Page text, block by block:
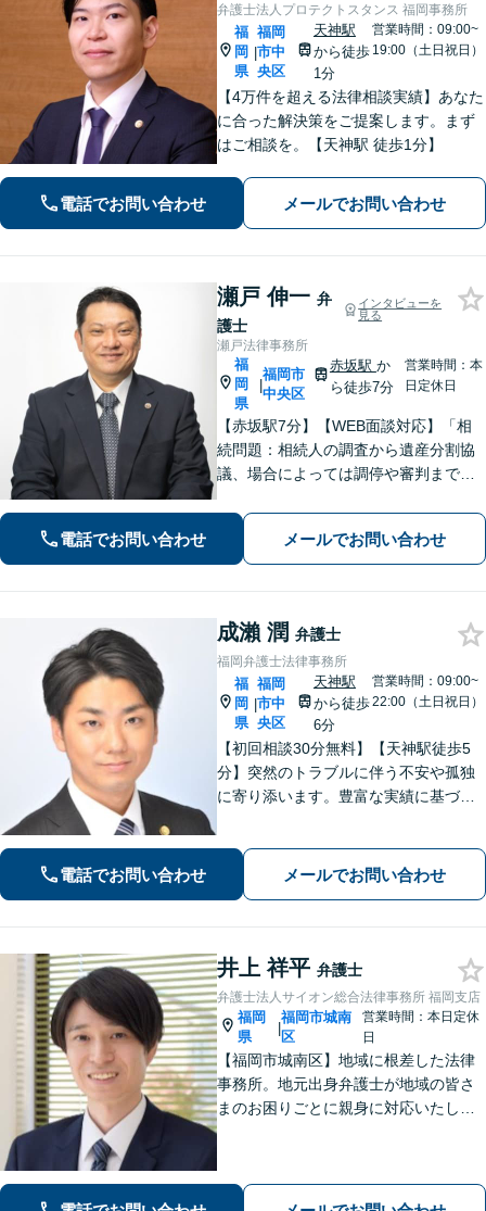
弁護士法人プロテクトスタンス 福岡事務所
福
岡
県
|
福岡
市中
央区
天神駅
から徒歩
1分
営業時間：09:00~
19:00（土日祝日）
【4万件を超える法律相談実績】あなた
に合った解決策をご提案します。まず
はご相談を。【天神駅 徒歩1分】
電話でお問い合わせ メールでお問い合わせ
瀬戸 伸一 弁
護士
インタビューを
見る
瀬戸法律事務所
福
岡
県
|
福岡市
中央区
赤坂駅 か
ら徒歩7分
営業時間：本
日定休日
【赤坂駅7分】【WEB面談対応】「相
続問題：相続人の調査から遺産分割協
議、場合によっては調停や審判まで、
す」「インターネット：掲示板やSN
S、ブログでの誹謗中傷に対する削除請
求・発信者情報開示請求に豊富な経験
あり」
電話でお問い合わせ メールでお問い合わせ
成瀨 潤 弁護士
福岡弁護士法律事務所
福
岡
県
|
福岡
市中
央区
天神駅
から徒歩
6分
営業時間：09:00~
22:00（土日祝日）
【初回相談30分無料】【天神駅徒歩5
分】突然のトラブルに伴う不安や孤独
に寄り添います。豊富な実績に基づく
の相談から培った確かな交渉力であな
たを守り抜きます。【LINE予約可】
電話でお問い合わせ メールでお問い合わせ
井上 祥平 弁護士
弁護士法人サイオン総合法律事務所 福岡支店
福岡
県
|
福岡市城南
区
営業時間：本日定休
日
【福岡市城南区】地域に根差した法律
事務所。地元出身弁護士が地域の皆さ
まのお困りごとに親身に対応いたしま